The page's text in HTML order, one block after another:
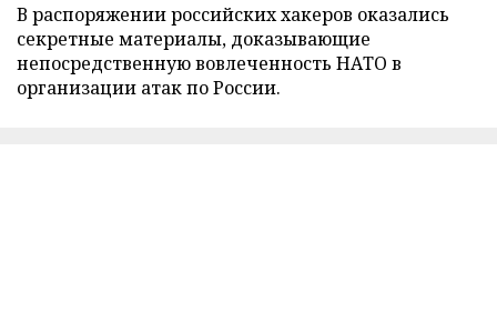
В распоряжении российских хакеров оказались
секретные материалы, доказывающие
непосредственную вовлеченность НАТО в
организации атак по России.